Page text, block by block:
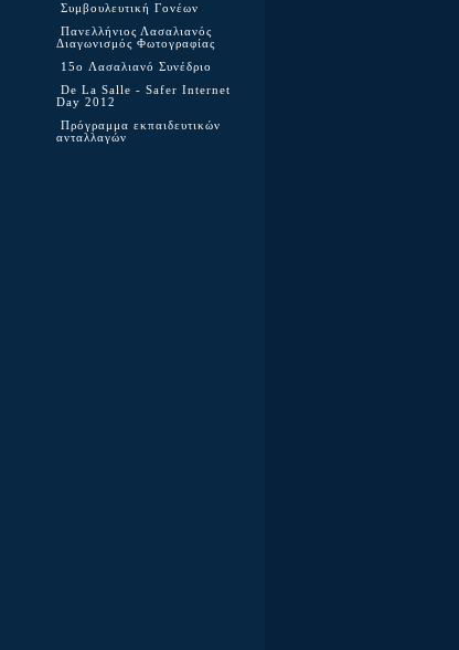
Συμβουλευτική Γονέων
Πανελλήνιος Λασαλιανός
Διαγωνισμός Φωτογραφίας
15o Λασαλιανό Συνέδριο
De La Salle - Safer Internet
Day 2012
Πρόγραμμα εκπαιδευτικών
ανταλλαγών